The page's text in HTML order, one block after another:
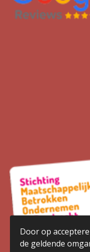
Door op
de geldende